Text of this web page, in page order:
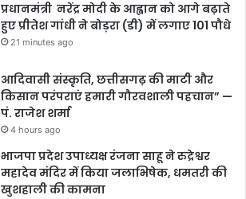
प्रधानमंत्री नरेंद्र मोदी के आह्वान को आगे बढ़ाते
हुए प्रीतेश गांधी ने बोड़रा (डी) में लगाए 101 पौधे
21 minutes ago
आदिवासी संस्कृति, छत्तीसगढ़ की माटी और
किसान परंपराएं हमारी गौरवशाली पहचान” —
पं. राजेश शर्मा
4 hours ago
भाजपा प्रदेश उपाध्यक्ष रंजना साहू ने रुद्रेश्वर
महादेव मंदिर में किया जलाभिषेक, धमतरी की
खुशहाली की कामना